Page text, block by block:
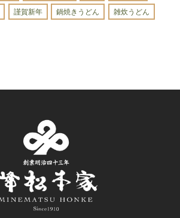
謹賀新年 鍋焼きうどん 雑炊うどん